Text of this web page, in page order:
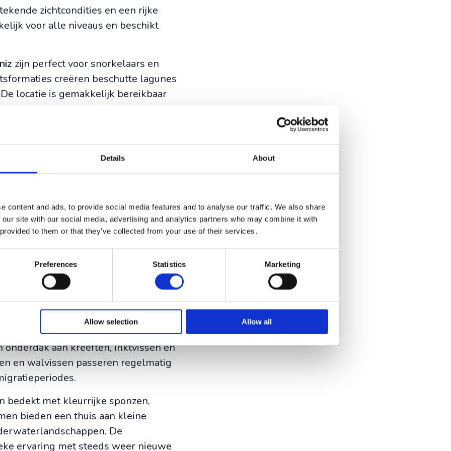
Details About
content and ads, to provide social media features and to analyse our traffic. We also share
site with our social media, advertising and analytics partners who may combine it with
to them or that they’ve collected from your use of their services.
Preferences Statistics Marketing
Allow selection Allow all
zichtcondities en een rijke
voor alle niveaus en beschikt
zijn perfect voor snorkelaars en
creëren beschutte lagunes
locatie is gemakkelijk bereikbaar
hier trekken grotere mariene
Magos, Quinta do Lorde en de
kenmerken en mate van
je verwachten
diverse mariene fauna
met meer dan
engelvissen, murenen en
zijn regelmatige bezoekers,
zijn ook te spotten in de
aan kreeften, inktvissen en
en walvissen passeren regelmatig
bedekt met kleurrijke sponzen,
bieden een thuis aan kleine
De
ervaring met steeds weer nieuwe